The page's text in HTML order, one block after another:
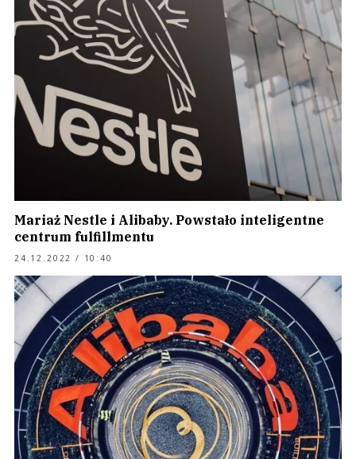
Mariaż Nestle i Alibaby. Powstało inteligentne
centrum fulfillmentu
24.12.2022 / 10:40